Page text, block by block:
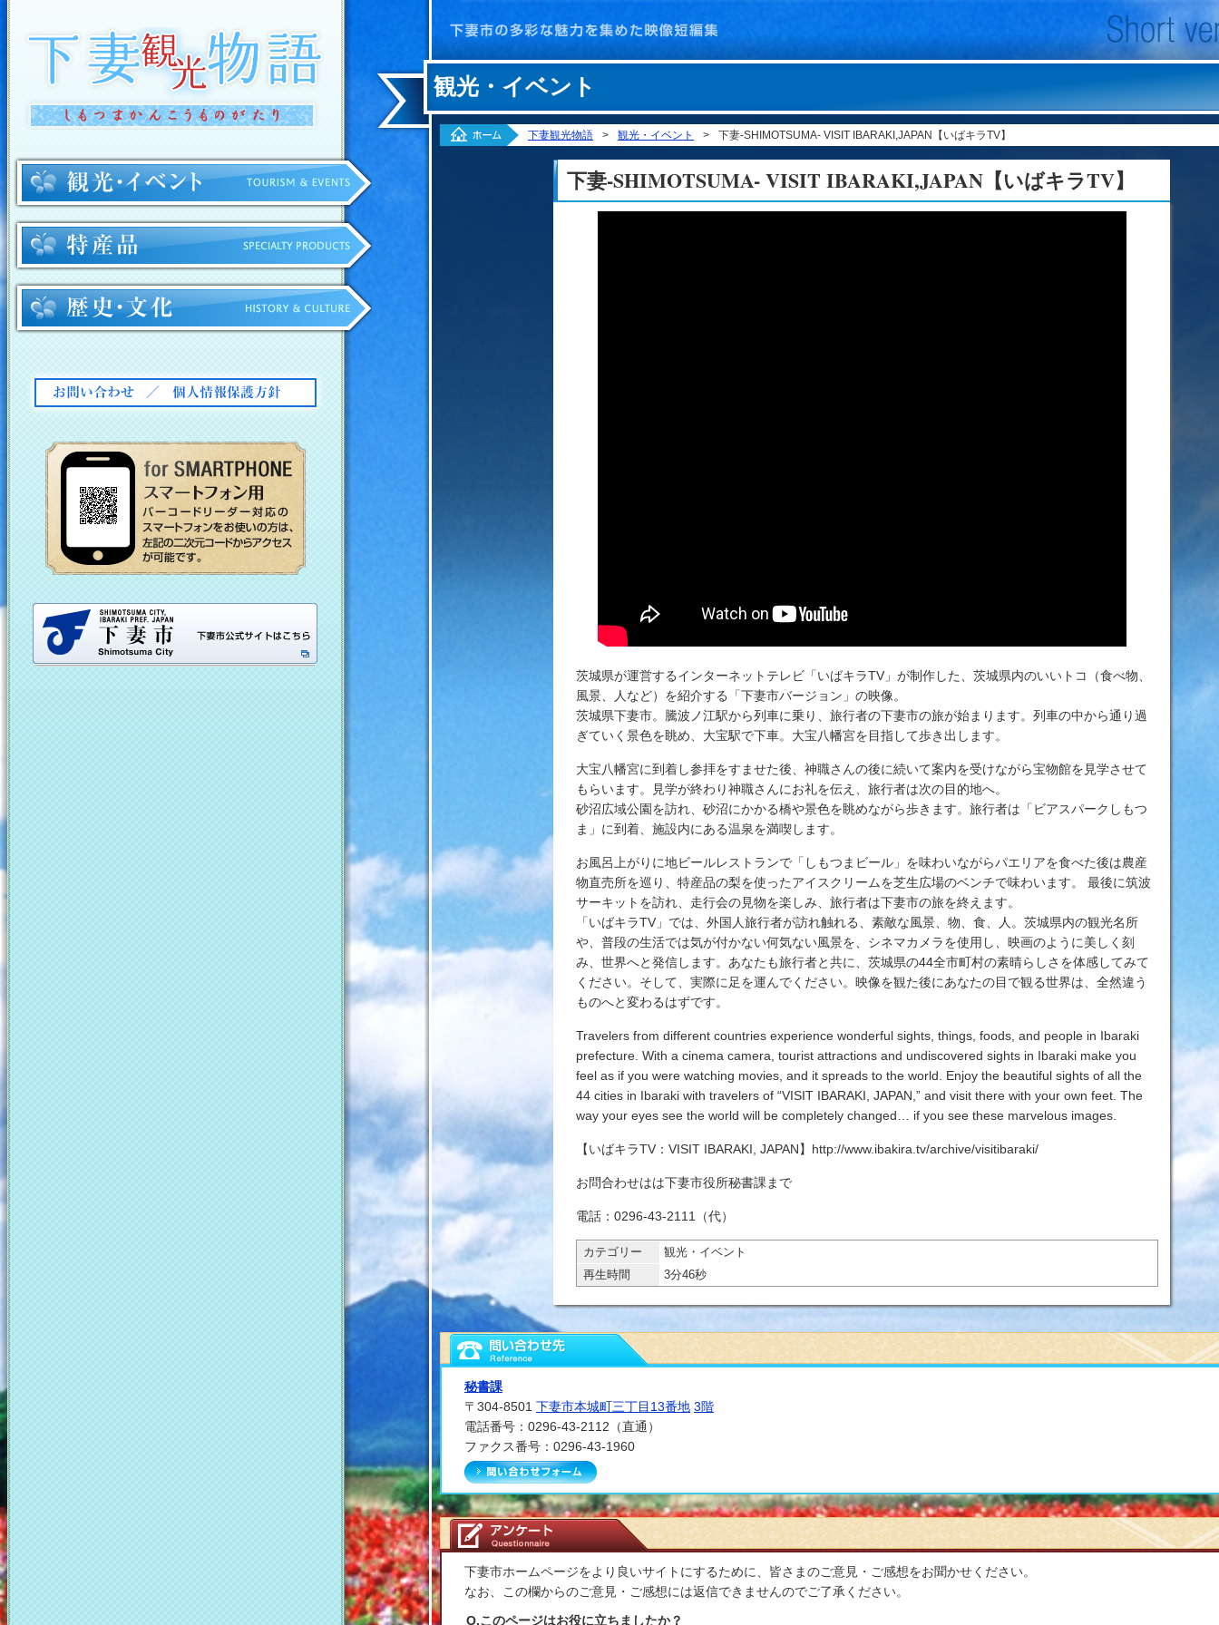
下妻観光物語
お問い合わせ 個人情報保護方針
スマートフォンの方は2次元コードからアクセスが可能です。
下妻市公式ホームページ
観光・イベント
ホーム
下妻観光物語 > 観光・イベント > 下妻-SHIMOTSUMA- VISIT IBARAKI,JAPAN【いばキラTV】
下妻-SHIMOTSUMA- VISIT IBARAKI,JAPAN【いばキラTV】
茨城県が運営するインターネットテレビ「いばキラTV」が制作した、茨城県内のいいトコ（食べ物、
風景、人など）を紹介する「下妻市バージョン」の映像。
茨城県下妻市。騰波ノ江駅から列車に乗り、旅行者の下妻市の旅が始まります。列車の中から通り過
ぎていく景色を眺め、大宝駅で下車。大宝八幡宮を目指して歩き出します。
大宝八幡宮に到着し参拝をすませた後、神職さんの後に続いて案内を受けながら宝物館を見学させて
もらいます。見学が終わり神職さんにお礼を伝え、旅行者は次の目的地へ。
砂沼広域公園を訪れ、砂沼にかかる橋や景色を眺めながら歩きます。旅行者は「ビアスパークしもつ
ま」に到着、施設内にある温泉を満喫します。
お風呂上がりに地ビールレストランで「しもつまビール」を味わいながらパエリアを食べた後は農産
物直売所を巡り、特産品の梨を使ったアイスクリームを芝生広場のベンチで味わいます。 最後に筑波
サーキットを訪れ、走行会の見物を楽しみ、旅行者は下妻市の旅を終えます。
「いばキラTV」では、外国人旅行者が訪れ触れる、素敵な風景、物、食、人。茨城県内の観光名所
や、普段の生活では気が付かない何気ない風景を、シネマカメラを使用し、映画のように美しく刻
み、世界へと発信します。あなたも旅行者と共に、茨城県の44全市町村の素晴らしさを体感してみて
ください。そして、実際に足を運んでください。映像を観た後にあなたの目で観る世界は、全然違う
ものへと変わるはずです。
Travelers from different countries experience wonderful sights, things, foods, and people in Ibaraki
prefecture. With a cinema camera, tourist attractions and undiscovered sights in Ibaraki make you
feel as if you were watching movies, and it spreads to the world. Enjoy the beautiful sights of all the
44 cities in Ibaraki with travelers of “VISIT IBARAKI, JAPAN,” and visit there with your own feet. The
way your eyes see the world will be completely changed… if you see these marvelous images.
【いばキラTV：VISIT IBARAKI, JAPAN】http://www.ibakira.tv/archive/visitibaraki/
お問合わせはは下妻市役所秘書課まで
電話：0296-43-2111（代）
カテゴリー
観光・イベント
再生時間
3分46秒
秘書課
〒304-8501 下妻市本城町三丁目13番地 3階
電話番号：0296-43-2112（直通）
ファクス番号：0296-43-1960
下妻市ホームページをより良いサイトにするために、皆さまのご意見・ご感想をお聞かせください。
なお、この欄からのご意見・ご感想には返信できませんのでご了承ください。
Q.このページはお役に立ちましたか？